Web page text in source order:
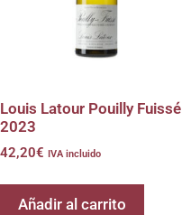
Louis Latour Pouilly Fuissé
2023
42,20€ IVA incluido
Añadir al carrito